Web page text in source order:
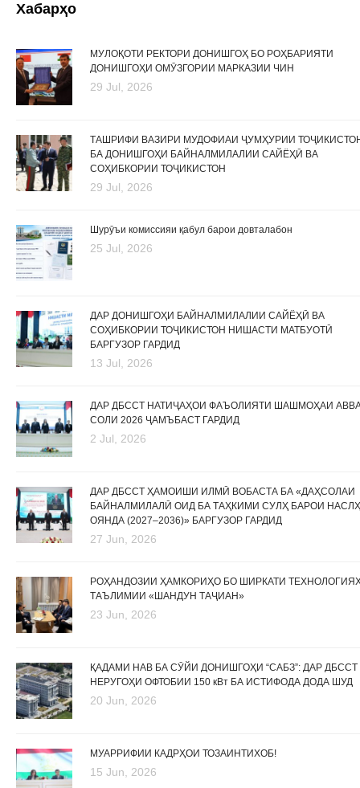
Хабарҳо
МУЛОҚОТИ РЕКТОРИ ДОНИШГОҲ БО РОҲБАРИЯТИ
ДОНИШГОҲИ ОМӮЗГОРИИ МАРКАЗИИ ЧИН
29 Jul, 2026
ТАШРИФИ ВАЗИРИ МУДОФИАИ ҶУМҲУРИИ
БА ДОНИШГОҲИ БАЙНАЛМИЛАЛИИ САЙЁҲӢ ВА
СОҲИБКОРИИ ТОҶИКИСТОН
29 Jul, 2026
Шурӯъи комиссияи қабул барои довталабон
25 Jul, 2026
ДАР ДОНИШГОҲИ БАЙНАЛМИЛАЛИИ САЙЁҲӢ ВА
СОҲИБКОРИИ ТОҶИКИСТОН НИШАСТИ МАТБУОТӢ
БАРГУЗОР ГАРДИД
13 Jul, 2026
ДАР ДБССТ НАТИҶАҲОИ ФАЪОЛИЯТИ ШАШМОҲАИ
СОЛИ 2026 ҶАМЪБАСТ ГАРДИД
2 Jul, 2026
ДАР ДБССТ ҲАМОИШИ ИЛМӢ ВОБАСТА БА «ДАҲСОЛАИ
БАЙНАЛМИЛАЛӢ ОИД БА ТАҲКИМИ СУЛҲ БАРОИ
ОЯНДА (2027–2036)» БАРГУЗОР ГАРДИД
27 Jun, 2026
РОҲАНДОЗИИ ҲАМКОРИҲО БО ШИРКАТИ
ТАЪЛИМИИ «ШАНДУН ТАҶИАН»
23 Jun, 2026
ҚАДАМИ НАВ БА СӮЙИ ДОНИШГОҲИ “САБЗ”: ДАР ДБССТ
НЕРУГОҲИ ОФТОБИИ 150 кВт БА ИСТИФОДА ДОДА ШУД
20 Jun, 2026
МУАРРИФИИ КАДРҲОИ ТОЗАИНТИХОБ!
15 Jun, 2026